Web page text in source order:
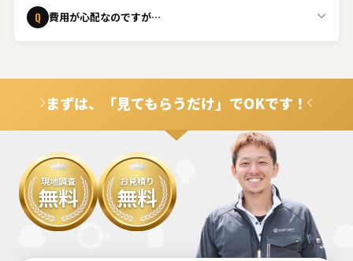
ください。
Q 費用が心配なのですが…
い。
まずは、「見てもらうだけ」でOKです！
現地調査
無料
お見積り
無料